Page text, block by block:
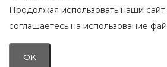
© 2007-2026 Все права
ООО «Евразия Металл»
Продолжая использовать наши
соглашаетесь на использование
OK